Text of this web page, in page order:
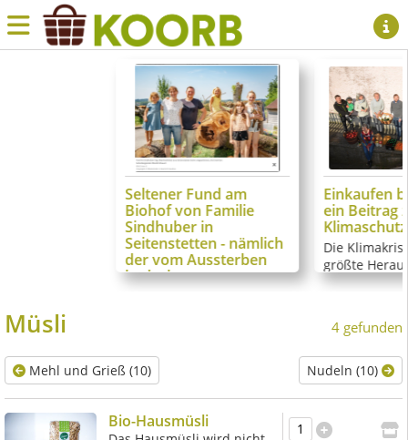
Seltener Fund am
Biohof von Familie
Sindhuber in
Seitenstetten - nämlich
der vom Aussterben
bedrohte
und Bernhard Sindhuber
Einkaufen
ein Beitrag
Die
größte
unserer Zeit.
Die
Müsli 4 gefunden
Nudeln (10)
Mehl und Grieß (10)
Bio-Hausmüsli